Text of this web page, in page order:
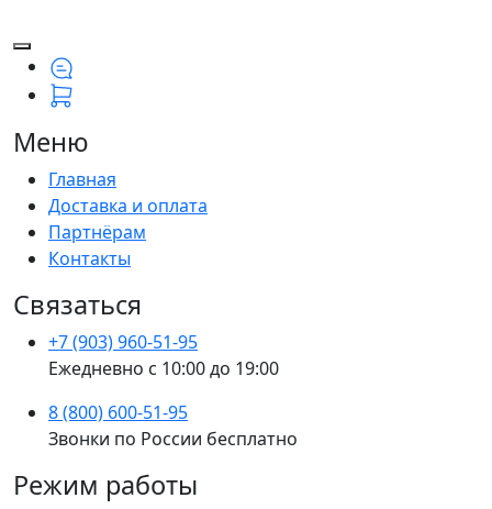
Меню
Главная
Доставка и оплата
Партнёрам
Контакты
Связаться
+7 (903) 960-51-95
Ежедневно с 10:00 до 19:00
8 (800) 600-51-95
Звонки по России бесплатно
Режим работы